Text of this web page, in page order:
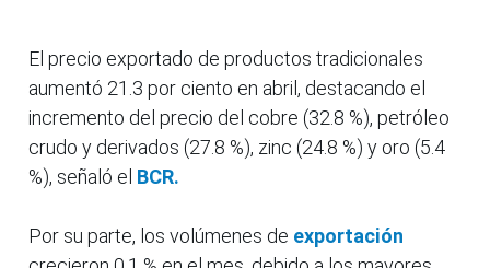
El precio exportado de productos tradicionales
aumentó 21.3 por ciento en abril, destacando el
incremento del precio del cobre (32.8 %), petróleo
crudo y derivados (27.8 %), zinc (24.8 %) y oro (5.4
%), señaló el BCR.
Por su parte, los volúmenes de exportación